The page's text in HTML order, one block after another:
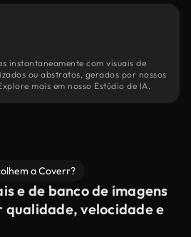
instantaneamente com visuais de
ou abstratos, gerados por nossos
mais em nosso Estúdio de IA.
a Coverr?
e de banco de imagens
qualidade, velocidade e